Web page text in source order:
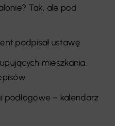
Tak, ale pod
podpisał ustawę
mieszkania.
– kalendarz